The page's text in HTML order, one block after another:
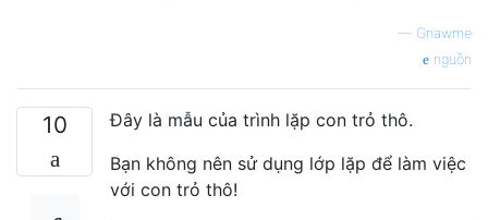
— Gnawme
nguồn
10
Đây là mẫu của trình lặp con trỏ thô.
Bạn không nên sử dụng lớp lặp để làm việc
với con trỏ thô!